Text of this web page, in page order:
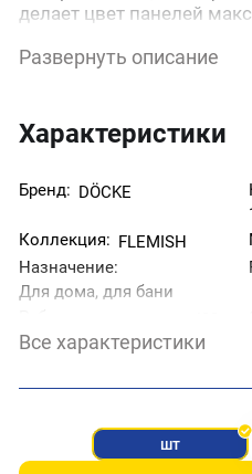
делает цвет панелей
4 цвета, стоит недорого и
Развернуть описание
Характеристики
Бренд: DÖCKE
Коллекция: FLEMISH
Назначение:
Для дома, для бани
Фасадная панель
Все характеристики
шт